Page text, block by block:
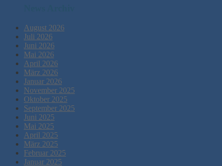
August 2026
Juli 2026
Juni 2026
Mai 2026
April 2026
März 2026
Januar 2026
November 2025
Oktober 2025
September 2025
Juni 2025
Mai 2025
April 2025
März 2025
Februar 2025
Januar 2025